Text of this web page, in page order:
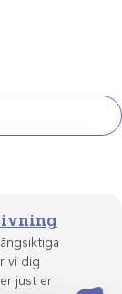
vi dig
just er